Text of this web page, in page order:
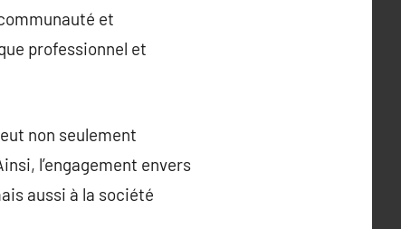
et
professionnel et
non seulement
l’engagement envers
aussi à la société